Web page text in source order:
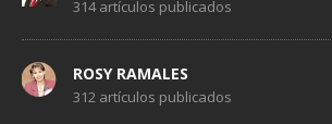
314 artículos publicados
ROSY RAMALES
312 artículos publicados